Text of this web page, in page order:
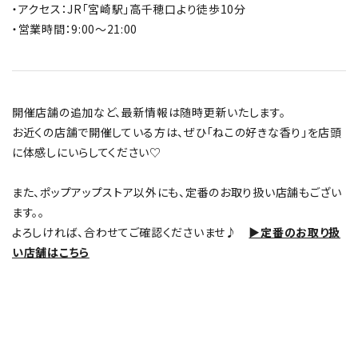
・アクセス：JR「宮崎駅」高千穂口より徒歩10分
・営業時間：9:00～21:00
開催店舗の追加など、最新情報は随時更新いたします。
お近くの店舗で開催している方は、ぜひ「ねこの好きな香り」を店頭
に体感しにいらしてください♡
また、ポップアップストア以外にも、定番のお取り扱い店舗もござい
ます。。
よろしければ、合わせてご確認くださいませ♪ ▶定番のお取り扱
い店舗はこちら